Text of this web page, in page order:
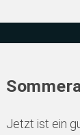
Jetzt ist ein